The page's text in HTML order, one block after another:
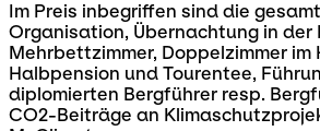
Im Preis inbegriffen sind die
Organisation, Übernachtung in der
Mehrbettzimmer, Doppelzimmer im
Halbpension und Tourentee,
diplomierten Bergführer resp.
CO2-Beiträge an